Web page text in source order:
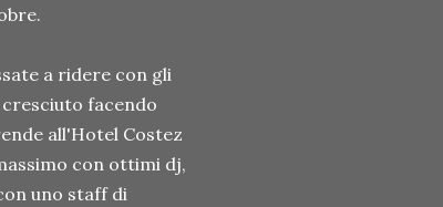
a ridere con gli
cresciuto facendo
all'Hotel Costez
con ottimi dj,
uno staff di